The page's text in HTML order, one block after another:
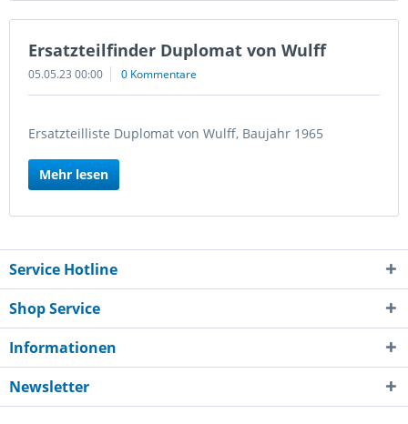
Ersatzteilfinder Duplomat von Wulff
05.05.23 00:00 0 Kommentare
Ersatzteilliste Duplomat von Wulff, Baujahr 1965
Mehr lesen
Service Hotline
Shop Service
Informationen
Newsletter